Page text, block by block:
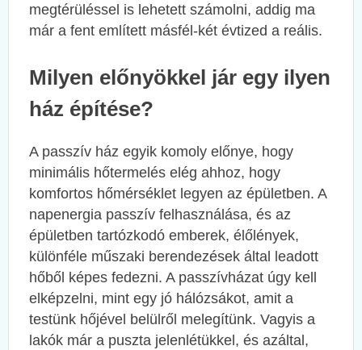
megtérüléssel is lehetett számolni, addig ma
már a fent említett másfél-két évtized a reális.
Milyen előnyökkel jár egy ilyen
ház építése?
A passzív ház egyik komoly előnye, hogy
minimális hőtermelés elég ahhoz, hogy
komfortos hőmérséklet legyen az épületben. A
napenergia passzív felhasználása, és az
épületben tartózkodó emberek, élőlények,
különféle műszaki berendezések által leadott
hőből képes fedezni. A passzívházat úgy kell
elképzelni, mint egy jó hálózsákot, amit a
testünk hőjével belülről melegítünk. Vagyis a
lakók már a puszta jelenlétükkel, és azáltal,